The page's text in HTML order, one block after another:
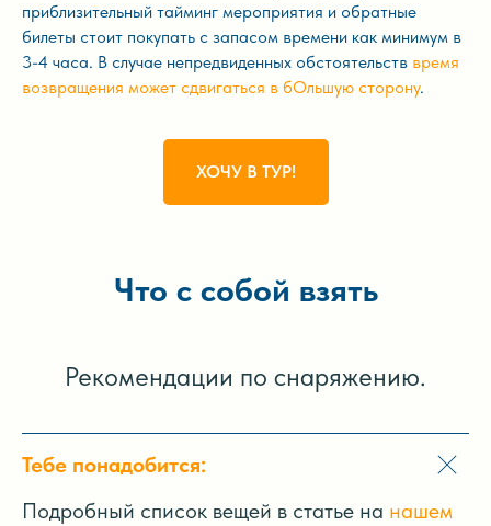
приблизительный тайминг мероприятия и обратные
билеты стоит покупать с запасом времени как минимум в
3-4 часа. В случае непредвиденных обстоятельств время
возвращения может сдвигаться в бОльшую сторону.
ХОЧУ В ТУР!
Что с собой взять
Рекомендации по снаряжению.
Тебе понадобится:
Подробный список вещей в статье на нашем